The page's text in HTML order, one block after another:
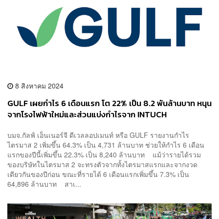
8 สิงหาคม 2024
GULF เผยกำไร 6 เดือนแรก โต 22% เป็น 8.2 พันล้านบาท หนุน
จากโรงไฟฟ้าใหม่และส่วนแบ่งกำไรจาก INTUCH
บมจ.กัลฟ์ เอ็นเนอร์จี ดีเวลลอปเมนท์ หรือ GULF รายงานกำไร
ไตรมาส 2 เพิ่มขึ้น 64.3% เป็น 4,731 ล้านบาท ช่วยให้กำไร 6 เดือน
แรกของปีนี้เพิ่มขึ้น 22.3% เป็น 8,240 ล้านบาท แม้ว่ารายได้รวม
ของบริษัทในไตรมาส 2 จะทรงตัวจากทั้งไตรมาสแรกและจากงวด
เดียวกันของปีก่อน ขณะที่รายได้ 6 เดือนแรกเพิ่มขึ้น 7.3% เป็น
64,896 ล้านบาท สาเ...